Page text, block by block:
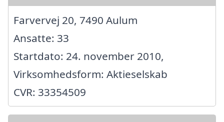
Farvervej 20, 7490 Aulum
Ansatte: 33
Startdato: 24. november 2010,
Virksomhedsform: Aktieselskab
CVR: 33354509